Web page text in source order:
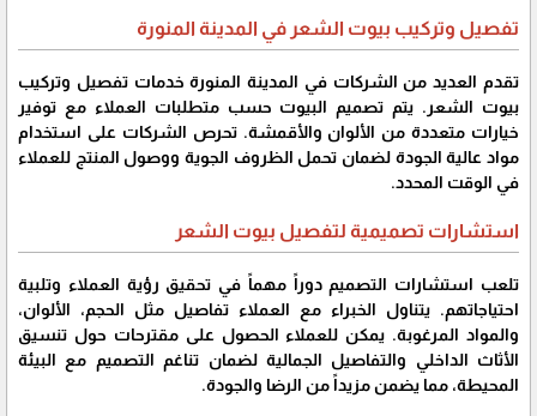
تفصيل وتركيب بيوت الشعر في المدينة المنورة
تقدم العديد من الشركات في المدينة المنورة خدمات تفصيل وتركيب
بيوت الشعر. يتم تصميم البيوت حسب متطلبات العملاء مع توفير
خيارات متعددة من الألوان والأقمشة. تحرص الشركات على استخدام
مواد عالية الجودة لضمان تحمل الظروف الجوية ووصول المنتج للعملاء
في الوقت المحدد.
استشارات تصميمية لتفصيل بيوت الشعر
تلعب استشارات التصميم دوراً مهماً في تحقيق رؤية العملاء وتلبية
احتياجاتهم. يتناول الخبراء مع العملاء تفاصيل مثل الحجم، الألوان،
والمواد المرغوبة. يمكن للعملاء الحصول على مقترحات حول تنسيق
الأثاث الداخلي والتفاصيل الجمالية لضمان تناغم التصميم مع البيئة
المحيطة، مما يضمن مزيداً من الرضا والجودة.